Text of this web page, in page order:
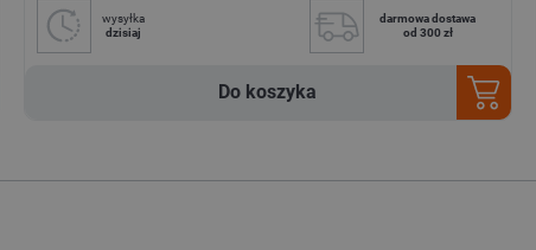
wysyłka
dzisiaj
darmowa dostawa
od 300 zł
Do koszyka